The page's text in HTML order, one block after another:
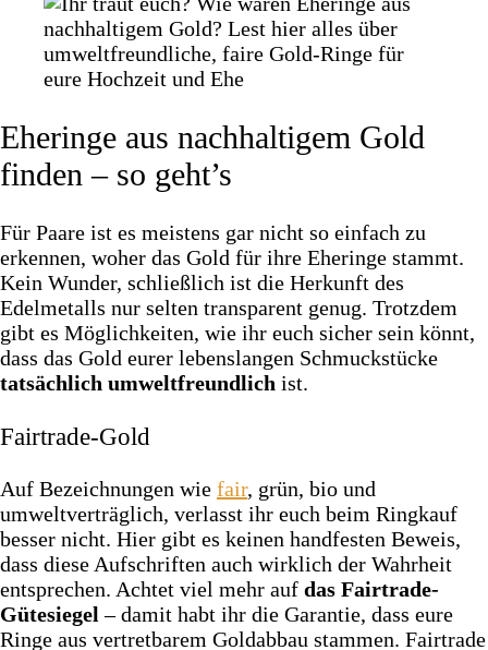
Eheringe aus nachhaltigem Gold
finden – so geht’s
Für Paare ist es meistens gar nicht so einfach zu
erkennen, woher das Gold für ihre Eheringe stammt.
Kein Wunder, schließlich ist die Herkunft des
Edelmetalls nur selten transparent genug. Trotzdem
gibt es Möglichkeiten, wie ihr euch sicher sein könnt,
dass das Gold eurer lebenslangen Schmuckstücke
tatsächlich umweltfreundlich ist.
Fairtrade-Gold
Auf Bezeichnungen wie fair, grün, bio und
umweltverträglich, verlasst ihr euch beim Ringkauf
besser nicht. Hier gibt es keinen handfesten Beweis,
dass diese Aufschriften auch wirklich der Wahrheit
entsprechen. Achtet viel mehr auf das Fairtrade-
Gütesiegel – damit habt ihr die Garantie, dass eure
Ringe aus vertretbarem Goldabbau stammen. Fairtrade